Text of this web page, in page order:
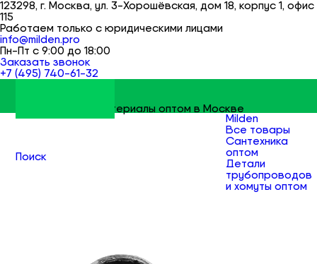
123298, г. Москва, ул. 3-Хорошёвская, дом 18, корпус 1, офис
115
Работаем только с юридическими лицами
info@milden.pro
Пн-Пт с 9:00 до 18:00
Заказать звонок
+7 (495) 740-61-32
Строительные материалы оптом в Москве
Поиск
Milden
Все товары
Сантехника
оптом
Детали
трубопроводов
и хомуты оптом